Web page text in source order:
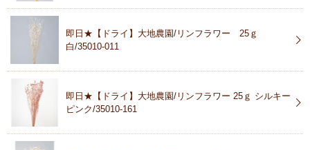
即日★【ドライ】大地農園/リンフラワー 25ｇ
白/35010-011
即日★【ドライ】大地農園/リンフラワー 25ｇ シルキー
ピンク/35010-161